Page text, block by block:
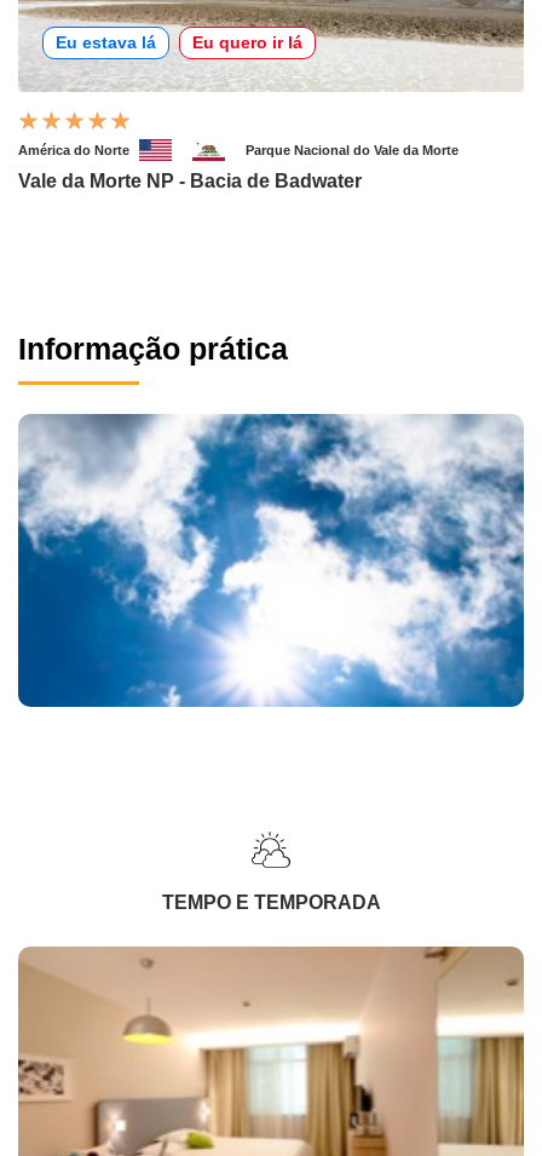
Eu estava lá Eu quero ir lá
América do Norte Parque Nacional do Vale da Morte
Vale da Morte NP - Bacia de Badwater
Informação prática
TEMPO E TEMPORADA